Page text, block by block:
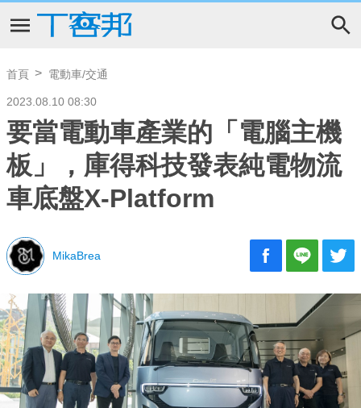
首頁 電動車/交通
2023.08.10 08:30
要當電動車產業的「電腦主機
板」，庫得科技發表純電物流
車底盤X-Platform
MikaBrea